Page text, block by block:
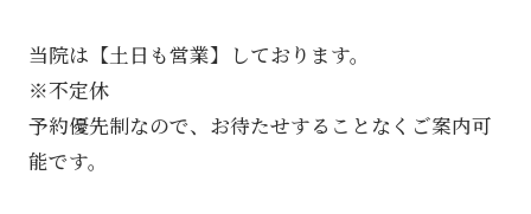
当院は【土日も営業】しております。
※不定休
予約優先制なので、お待たせすることなくご案内可
能です。